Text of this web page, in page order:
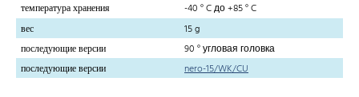
температура хранения
-40 ° C до +85 ° C
вес
15 g
последующие версии
90 ° угловая головка
последующие версии
nero-15/WK/CU